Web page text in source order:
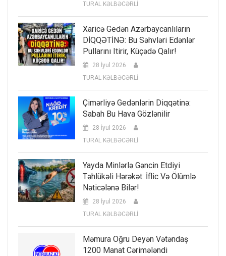
TURAL KƏLBƏCƏRLİ
Xaricə Gedən Azərbaycanlıların
DİQQƏTİNƏ: Bu Səhvləri Edənlər
Pullarını Itirir, Küçədə Qalır!
28 İyul 2026
TURAL KƏLBƏCƏRLİ
Çimərliyə Gedənlərin Diqqətinə:
Sabah Bu Hava Gözlənilir
28 İyul 2026
TURAL KƏLBƏCƏRLİ
Yayda Minlərlə Gəncin Etdiyi
Təhlükəli Hərəkət: İflic Və Ölümlə
Nəticələnə Bilər!
28 İyul 2026
TURAL KƏLBƏCƏRLİ
Məmura Oğru Deyən Vətəndaş
1200 Manat Cərimələndi